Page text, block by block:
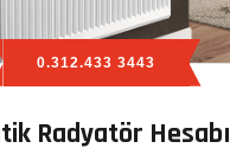
0.312.433 3443
Radyatör Hesabı